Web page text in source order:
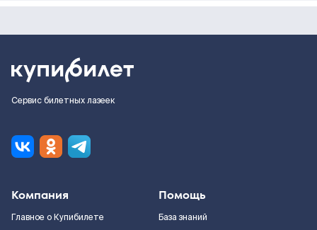
Сервис билетных лазеек
Компания
Главное о Купибилете
Помощь
База знаний